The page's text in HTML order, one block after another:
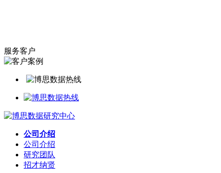
服务客户
公司介绍
公司介绍
研究团队
招才纳贤